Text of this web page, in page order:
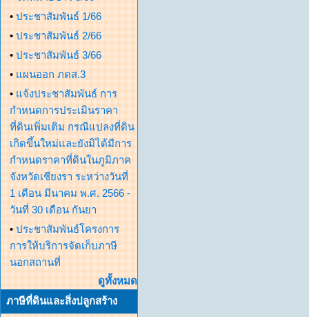
• ประชาสัมพันธ์ 1/66
• ประชาสัมพันธ์ 2/66
• ประชาสัมพันธ์ 3/66
• แผนออก ภดส.3
• แจ้งประชาสัมพันธ์ การ
กำหนดการประเมินราคา
ที่ดินเพิ่มเติม กรณีแปลงที่ดิน
เกิดขึ้นใหม่และยังมิได้มีการ
กำหนดราคาที่ดินในภูมิภาค
จังหวัดเชียงรา ระหว่างวันที่
1 เดือน มีนาคม พ.ศ. 2566 -
วันที่ 30 เดือน กันยา
• ประชาสัมพันธ์โครงการ
การให้บริการจัดเก็บภาษี
นอกสถานที่
ดูทั้งหมด
ภาษีที่ดินและสิ่งปลูกสร้าง